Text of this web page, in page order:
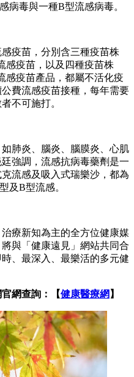
病毒與一種B型流感病毒。
疫苗，分別含三種疫苗株
感疫苗，以及四種疫苗株
感疫苗產品，都屬不活化疫
費流感疫苗接種，每年需要
不可施打。
肺炎、腦炎、腦膜炎、心肌
強調，流感抗病毒藥劑是一
流感及吸入式瑞樂沙，都為
及B型流感。
療新知為主的全方位健康媒
與「健康遠見」網站共同合
、最深入、最樂活的多元健
網查詢：【健康醫療網 】